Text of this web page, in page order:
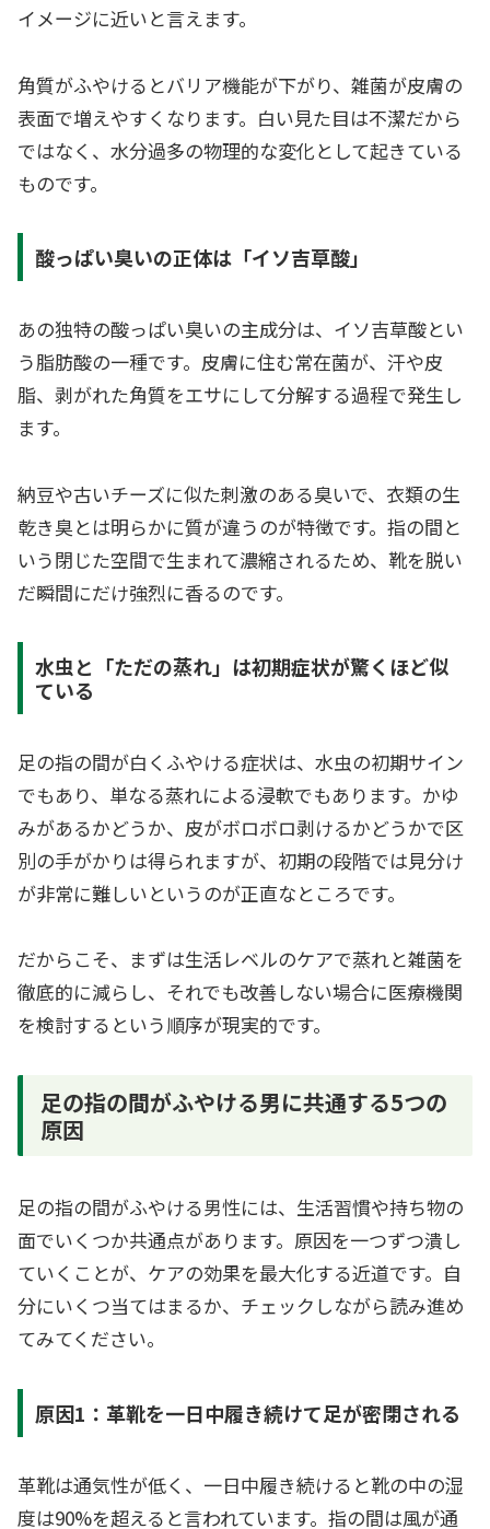
イメージに近いと言えます。
角質がふやけるとバリア機能が下がり、雑菌が皮膚の
表面で増えやすくなります。白い見た目は不潔だから
ではなく、水分過多の物理的な変化として起きている
ものです。
酸っぱい臭いの正体は「イソ吉草酸」
あの独特の酸っぱい臭いの主成分は、イソ吉草酸とい
う脂肪酸の一種です。皮膚に住む常在菌が、汗や皮
脂、剥がれた角質をエサにして分解する過程で発生し
ます。
納豆や古いチーズに似た刺激のある臭いで、衣類の生
乾き臭とは明らかに質が違うのが特徴です。指の間と
いう閉じた空間で生まれて濃縮されるため、靴を脱い
だ瞬間にだけ強烈に香るのです。
水虫と「ただの蒸れ」は初期症状が驚くほど似
ている
足の指の間が白くふやける症状は、水虫の初期サイン
でもあり、単なる蒸れによる浸軟でもあります。かゆ
みがあるかどうか、皮がボロボロ剥けるかどうかで区
別の手がかりは得られますが、初期の段階では見分け
が非常に難しいというのが正直なところです。
だからこそ、まずは生活レベルのケアで蒸れと雑菌を
徹底的に減らし、それでも改善しない場合に医療機関
を検討するという順序が現実的です。
足の指の間がふやける男に共通する5つの
原因
足の指の間がふやける男性には、生活習慣や持ち物の
面でいくつか共通点があります。原因を一つずつ潰し
ていくことが、ケアの効果を最大化する近道です。自
分にいくつ当てはまるか、チェックしながら読み進め
てみてください。
原因1：革靴を一日中履き続けて足が密閉される
革靴は通気性が低く、一日中履き続けると靴の中の湿
度は90%を超えると言われています。指の間は風が通